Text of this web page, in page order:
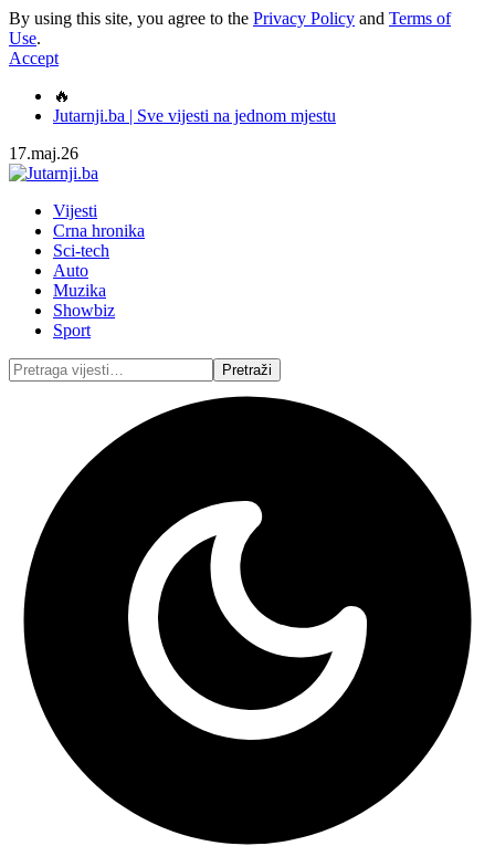
By using this site, you agree to the Privacy Policy and Terms of
Use.
Accept
🔥
Jutarnji.ba | Sve vijesti na jednom mjestu
17.maj.26
Vijesti
Crna hronika
Sci-tech
Auto
Muzika
Showbiz
Sport